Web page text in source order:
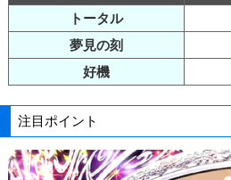
トータル
夢見の刻
好機
注目ポイント